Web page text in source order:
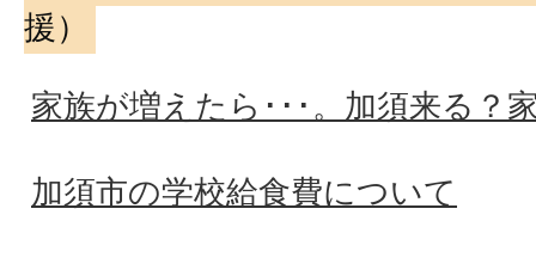
援）
家族が増えたら･･･。加須来る？
加須市の学校給食費について